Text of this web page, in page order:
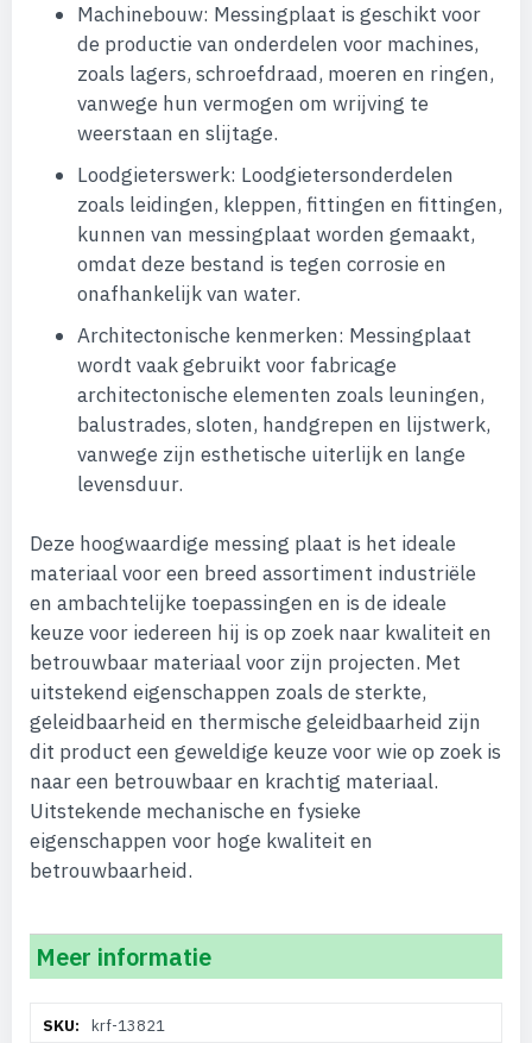
Machinebouw: Messingplaat is geschikt voor
de productie van onderdelen voor machines,
zoals lagers, schroefdraad, moeren en ringen,
vanwege hun vermogen om wrijving te
weerstaan en slijtage.
Loodgieterswerk: Loodgietersonderdelen
zoals leidingen, kleppen, fittingen en fittingen,
kunnen van messingplaat worden gemaakt,
omdat deze bestand is tegen corrosie en
onafhankelijk van water.
Architectonische kenmerken: Messingplaat
wordt vaak gebruikt voor fabricage
architectonische elementen zoals leuningen,
balustrades, sloten, handgrepen en lijstwerk,
vanwege zijn esthetische uiterlijk en lange
levensduur.
Deze hoogwaardige messing plaat is het ideale
materiaal voor een breed assortiment industriële
en ambachtelijke toepassingen en is de ideale
keuze voor iedereen hij is op zoek naar kwaliteit en
betrouwbaar materiaal voor zijn projecten. Met
uitstekend eigenschappen zoals de sterkte,
geleidbaarheid en thermische geleidbaarheid zijn
dit product een geweldige keuze voor wie op zoek is
naar een betrouwbaar en krachtig materiaal.
Uitstekende mechanische en fysieke
eigenschappen voor hoge kwaliteit en
betrouwbaarheid.
Meer informatie
informatiekrf-13821